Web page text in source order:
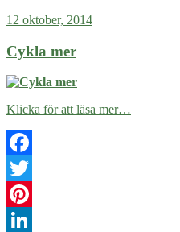
12 oktober, 2014
Cykla mer
Klicka för att läsa mer…
Facebook
Twitter
Pinterest